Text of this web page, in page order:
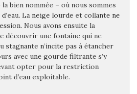
bien nommée – où nous sommes
La neige lourde et collante ne
Nous avons ensuite la
découvrir une fontaine qui ne
stagnante n’incite pas à étancher
avec une gourde filtrante s’y
opter pour la restriction
d’eau exploitable.